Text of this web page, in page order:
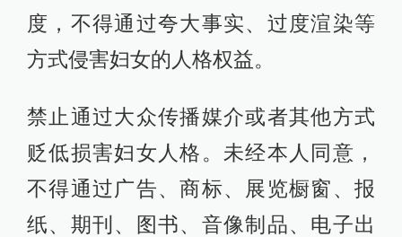
度，不得通过夸大事实、过度渲染等
方式侵害妇女的人格权益。
禁止通过大众传播媒介或者其他方式
贬低损害妇女人格。未经本人同意，
不得通过广告、商标、展览橱窗、报
纸、期刊、图书、音像制品、电子出